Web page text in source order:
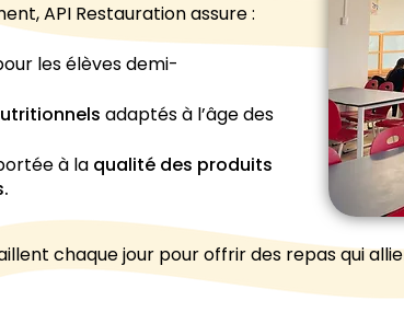
API Restauration assure :
les élèves demi-
adaptés à l’âge des
à la qualité des produits
chaque jour pour offrir des repas qui